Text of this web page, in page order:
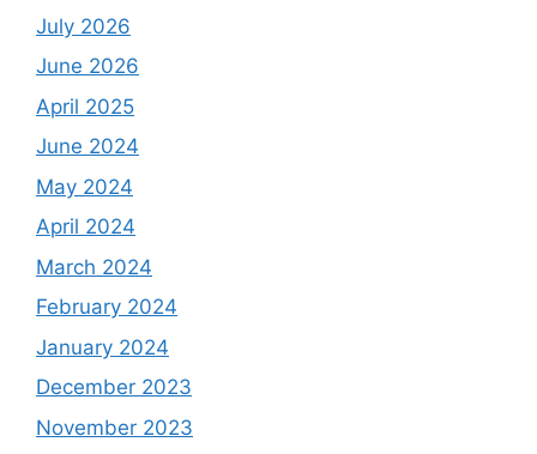
July 2026
June 2026
April 2025
June 2024
May 2024
April 2024
March 2024
February 2024
January 2024
December 2023
November 2023